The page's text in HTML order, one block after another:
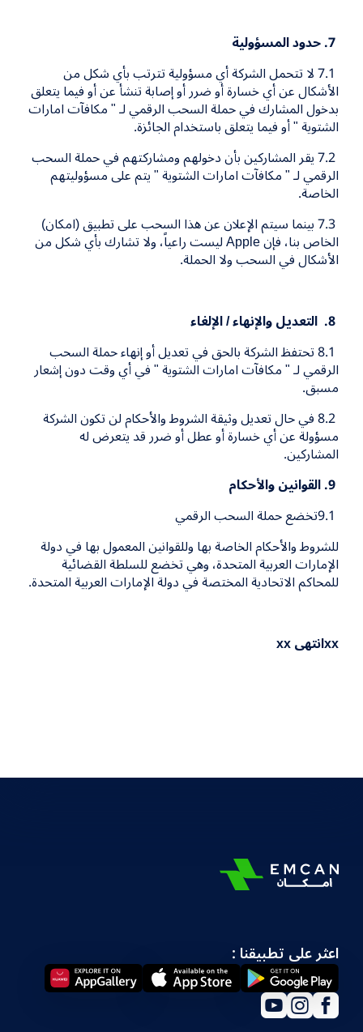
7. حدود المسؤولية
لا تتحمل الشركة أي مسؤولية تترتب بأي شكل من
الأشكال عن أي خسارة أو ضرر أو إصابة تنشأ عن أو فيما يتعلق
بدخول المشارك في حملة السحب الرقمي لـ " مكافآت امارات
الشتوية " أو فيما يتعلق باستخدام الجائزة.
يقر المشاركين بأن دخولهم ومشاركتهم في حملة السحب
الرقمي لـ " مكافآت امارات الشتوية " يتم على مسؤوليتهم
الخاصة.
بينما سيتم الإعلان عن هذا السحب على تطبيق (امكان)
الخاص بنا، فإنAppleليست راعياً، ولا تشارك بأي شكل من
الأشكال في السحب ولا الحملة.
8. التعديل والإنهاء / الإلغاء
تحتفظ الشركة بالحق في تعديل أو إنهاء حملة السحب
الرقمي لـ " مكافآت امارات الشتوية " في أي وقت دون إشعار
مسبق.
في حال تعديل وثيقة الشروط والأحكام لن تكون الشركة
مسؤولة عن أي خسارة أو عطل أو ضرر قد يتعرض له
المشاركين.
9. القوانين والأحكام
تخضع حملة السحب الرقمي
للشروط والأحكام الخاصة بها وللقوانين المعمول بها في دولة
الإمارات العربية المتحدة، وهي تخضع للسلطة القضائية
للمحاكم الاتحادية المختصة في دولة الإمارات العربية المتحدة.
xxانتهى
اعثر على تطبيقنا :
Social
Facebook
Instagram
YouTube